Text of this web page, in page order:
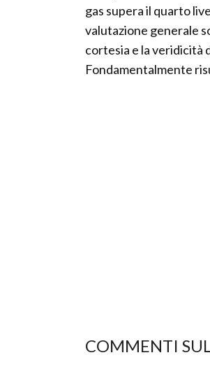
gas supera il quarto
valutazione generale
cortesia e la veridicità
Fondamentalmente
COMMENTI